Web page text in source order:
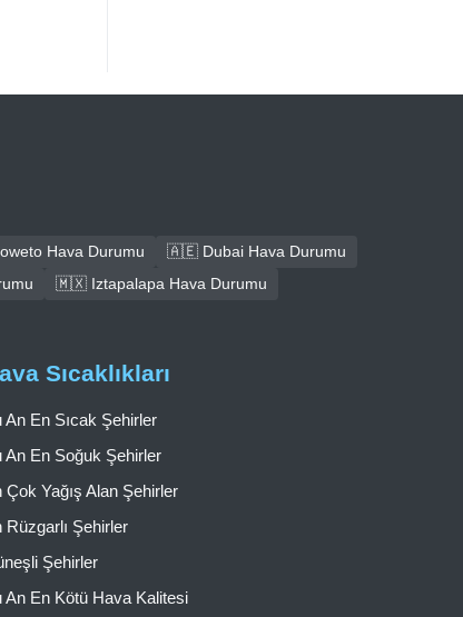
Hava Durumu
🇦🇪 Dubai Hava Durumu
🇲🇽 Iztapalapa Hava Durumu
Sıcaklıkları
An En Sıcak Şehirler
An En Soğuk Şehirler
Çok Yağış Alan Şehirler
Rüzgarlı Şehirler
Şehirler
An En Kötü Hava Kalitesi